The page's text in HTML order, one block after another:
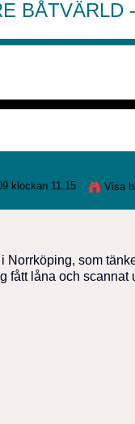
BÅTVÄRLD
klockan 11.15 Visa
som
fått låna och scannat